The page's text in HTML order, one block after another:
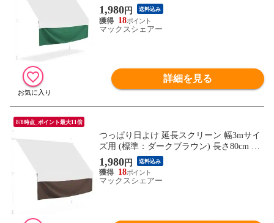
日よけスクリーン サンシェード シェード
オーニング ※延長用スクリーンのみ/日よ
け本体別売 送料無料
1,980円 送料込み
18
マックスシェアー
詳細を見る
8/8時点_ポイント最大11倍
つっぱり日よけ 延長スクリーン 幅3mサイ
ズ用 (標準：ダークブラウン) 長さ80cm つ
っぱり日よけスクリーン サンシェード シ
ェード オーニング ※延長用スクリーンの
み/日よけ本体別売 送料無料
1,980円 送料込み
18
マックスシェアー